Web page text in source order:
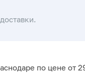
по цене от